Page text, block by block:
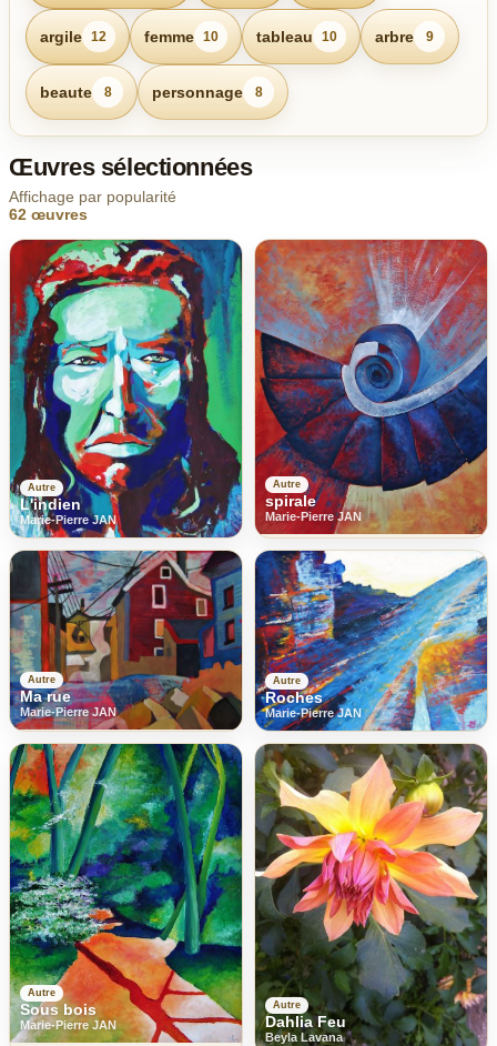
argile 12 femme 10 tableau 10 arbre 9
beaute 8 personnage 8
Œuvres sélectionnées
Affichage par popularité
62 œuvres
Autre
L'indien
Marie-Pierre JAN
Autre
spirale
Marie-Pierre JAN
Autre
Ma rue
Marie-Pierre JAN
Autre
Roches
Marie-Pierre JAN
Autre
Sous bois
Marie-Pierre JAN
Autre
Dahlia Feu
Beyla Lavana